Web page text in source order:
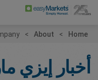
Home
About
أخبار إيزي